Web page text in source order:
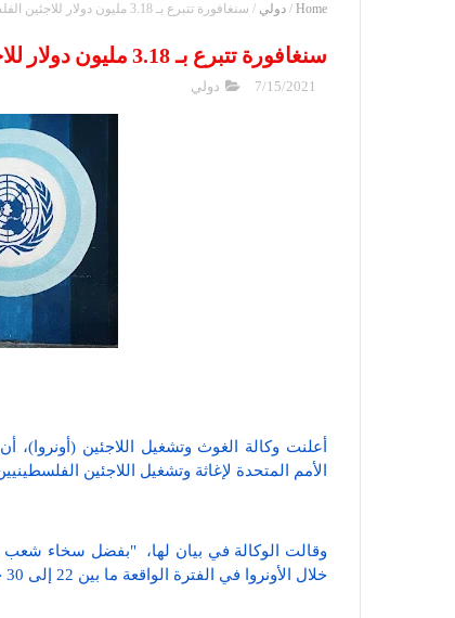
Home
/ دولي / سنغافورة تتبرع بـ 3.18 مليون دولار للاجئين الفلسطينيين بغزة ... تفاصيل الصرف
سنغافورة تتبرع بـ 3.18 مليون دولار للاجئين الفلسطينيين بغزة ... تفاصيل الصرف
7/15/2021 دولي
الأمم المتحدة لإغاثة وتشغيل اللاجئين الفلسطينيين
وقالت الوكالة في بيان لها، "بفضل سخاء
خلال الأونروا في الفترة الواقعة ما بين 22 إلى 30 حزيران 2021 قد حققت الهدف بهذا الرقم القياسي".